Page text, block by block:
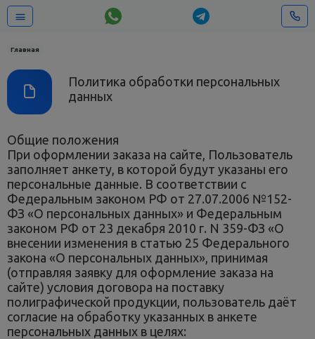
Главная
Политика обработки персональных
данных
Общие положения
При оформлении заказа на сайте, Пользователь
заполняет анкету, в которой будут указаны его
персональные данные. В соответствии с
Федеральным законом РФ от 27.07.2006 №152-
ФЗ «О персональных данных» и Федеральным
законом РФ от 23 декабря 2010 г. N 359-ФЗ «О
внесении изменения в статью 25 Федерального
закона «О персональных данных», принимая
(отправляя заявку для оформление заказа на
сайте) условия договора на поставку
полиграфической продукции, пользователь даёт
согласие на обработку указанных в анкете
персональных данных в целях: